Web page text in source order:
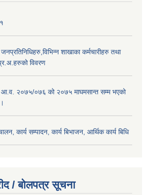
शाखाका कर्मचारीहरु तथा
विवरण
आ.व. २०७५/०७६ को २०७५ माघमसान्त सम्म भएको
कार्य सम्पादन, कार्य बिभाजन, आर्थिक कार्य बिधि
/ बोलपत्र सूचना